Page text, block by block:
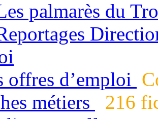
palmarès du
offres d’emploi
métiers
216